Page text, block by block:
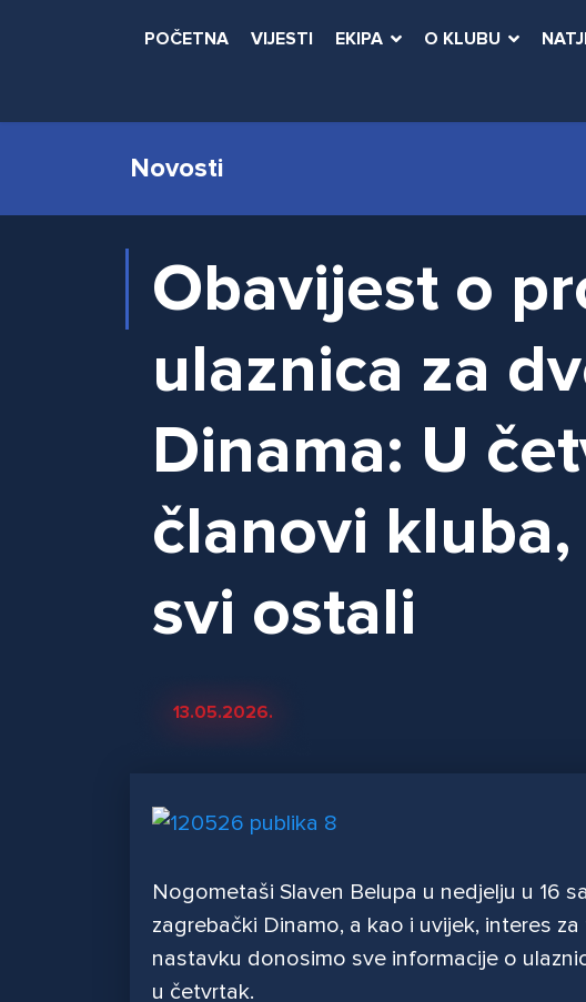
POČETNA VIJESTI EKIPA O KLUBU
Novosti
Obavijest o
ulaznica za
Dinama: U
članovi
svi ostali
13.05.2026.
Nogometaši Slaven Belupa u nedjelju u 16
zagrebački Dinamo, a kao i uvijek, interes
nastavku donosimo sve informacije o
u četvrtak.